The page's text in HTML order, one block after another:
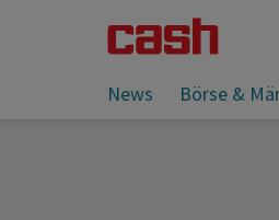
News Börse &
Sie lesen: